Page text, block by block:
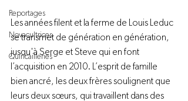
Reportages
Novacultrices
Quincailleries
Les années filent et la ferme de Louis Leduc
se transmet de génération en génération,
jusqu'à Serge et Steve qui en font
l’acquisition en 2010. L’esprit de famille
bien ancré, les deux frères soulignent que
leurs deux sœurs, qui travaillent dans des